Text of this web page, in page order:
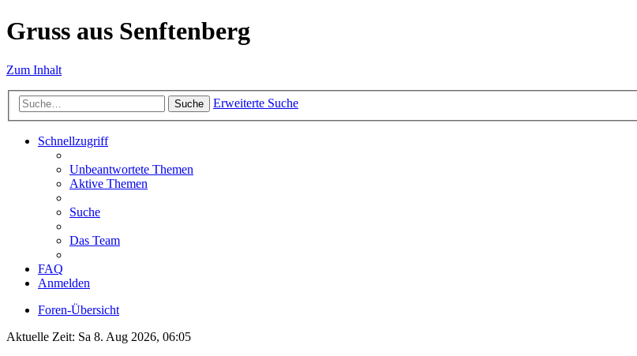
Gruss aus Senftenberg
Zum Inhalt
Suche Erweiterte Suche
Schnellzugriff
Unbeantwortete Themen
Aktive Themen
Suche
Das Team
FAQ
Anmelden
Foren-Übersicht
Aktuelle Zeit: Sa 8. Aug 2026, 06:05